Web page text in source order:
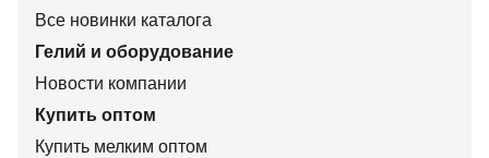
Все новинки каталога
Гелий и оборудование
Новости компании
Купить оптом
Купить мелким оптом